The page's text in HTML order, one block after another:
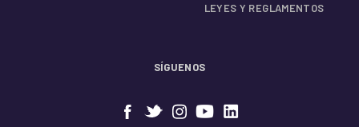
LEYES Y REGLAMENTOS
SÍGUENOS